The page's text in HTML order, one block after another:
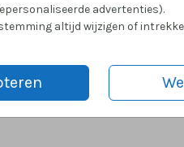
advertenties).
altijd wijzigen of